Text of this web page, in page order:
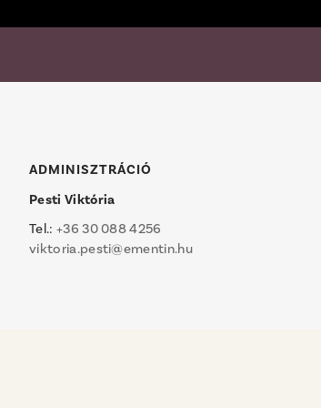
ADMINISZTRÁCIÓ
Pesti Viktória
Tel.: +36 30 088 4256
viktoria.pesti@ementin.hu